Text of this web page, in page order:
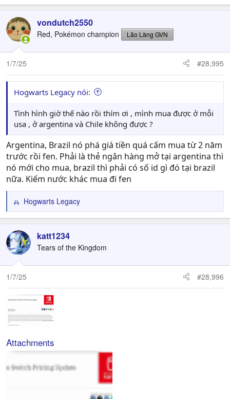
vondutch2550
Red, Pokémon champion Lão Làng GVN
1/7/25 #28,995
Hogwarts Legacy nói:
Tình hình giờ thế nào rồi thím ơi , mình mua được ở mỗi
usa , ở argentina và Chile không được ?
Argentina, Brazil nó phá giá tiền quá cấm mua từ 2 năm
trước rồi fen. Phải là thẻ ngân hàng mở tại argentina thì
nó mới cho mua, brazil thì phải có số id gì đó tại brazil
nữa. Kiếm nước khác mua đi fen
R
e
c
t
i
o
n
s
Hogwarts Legacy
katt1234
Tears of the Kingdom
1/7/25 #28,996
Attachments